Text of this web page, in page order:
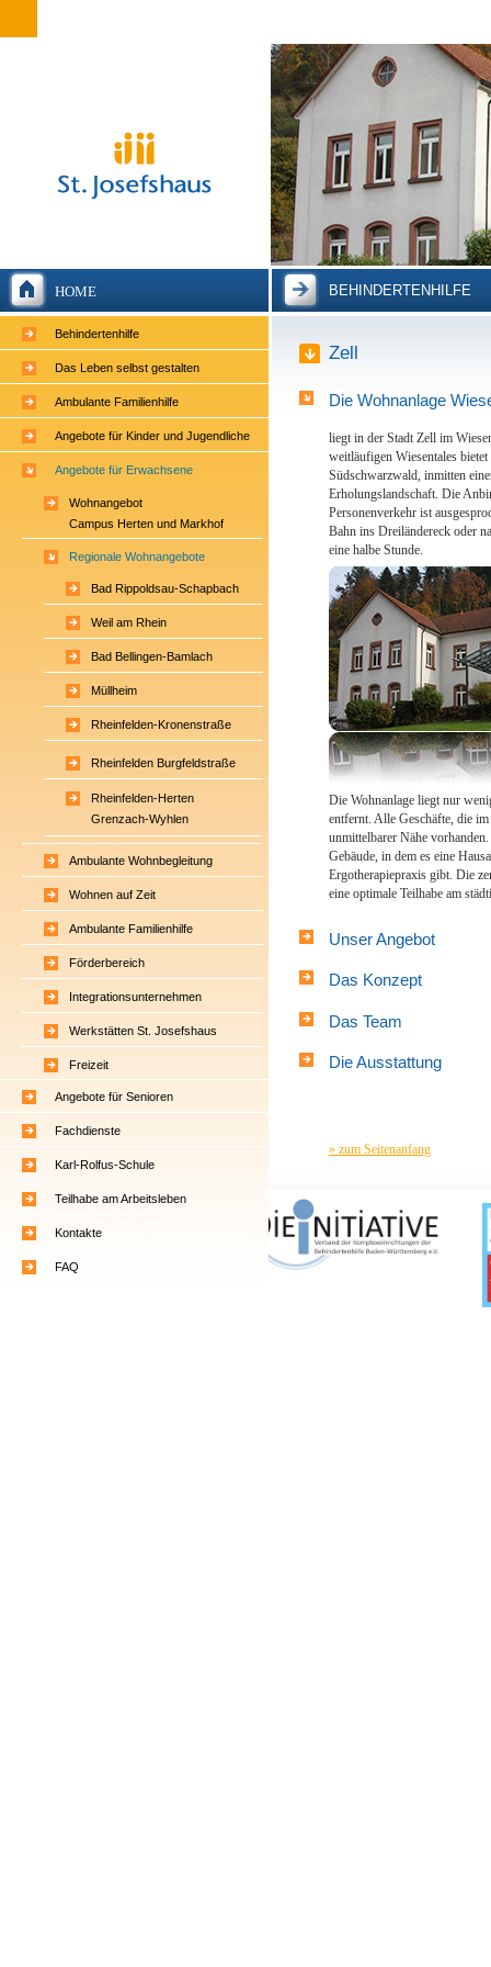
HOME
Behindertenhilfe
Das Leben selbst gestalten
Ambulante Familienhilfe
Angebote für Kinder und Jugendliche
Angebote für Erwachsene
Angebote für Senioren
Fachdienste
Karl-Rolfus-Schule
Teilhabe am Arbeitsleben
Kontakte
FAQ
Wohnangebot
Campus Herten und Markhof
Regionale Wohnangebote
Ambulante Wohnbegleitung
Wohnen auf Zeit
Ambulante Familienhilfe
Förderbereich
Integrationsunternehmen
Werkstätten St. Josefshaus
Freizeit
Bad Rippoldsau-Schapbach
Weil am Rhein
Bad Bellingen-Bamlach
Müllheim
Rheinfelden-Kronenstraße
Rheinfelden Burgfeldstraße
Rheinfelden-Herten
Grenzach-Wyhlen
BEHINDERTENHILFE
Zell
Die Wohnanlage
liegt in der Stadt Zell im
weitläufigen Wiesentales
Südschwarzwald, inmitten
Erholungslandschaft. Die
Personenverkehr ist
Bahn ins Dreiländereck oder
eine halbe Stunde.
Die Wohnanlage liegt nur
entfernt. Alle Geschäfte, die
unmittelbarer Nähe
Gebäude, in dem es eine
Ergotherapiepraxis gibt. Die
eine optimale Teilhabe am
Unser Angebot
Das Konzept
Das Team
Die Ausstattung
» zum Seitenanfang